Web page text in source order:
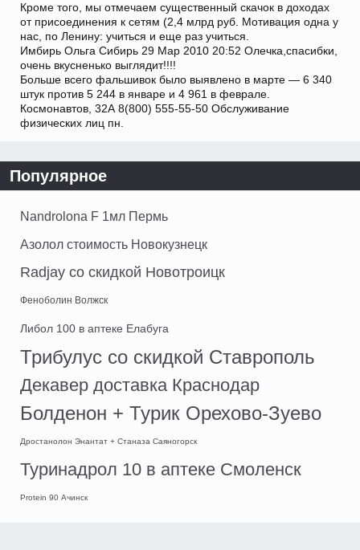
Кроме того, мы отмечаем существенный скачок в доходах
от присоединения к сетям (2,4 млрд руб. Мотивация одна у
нас, по Ленину: учиться и еще раз учиться.
Имбирь Ольга Сибирь 29 Мар 2010 20:52 Олечка,спасибки,
очень вкусненько выглядит!!!!
Больше всего фальшивок было выявлено в марте — 6 340
штук против 5 244 в январе и 4 961 в феврале.
Космонавтов, 32А 8(800) 555-55-50 Обслуживание
физических лиц пн.
Популярное
Nandrolona F 1мл Пермь
Азолол стоимость Новокузнецк
Radjay со скидкой Новотроицк
Феноболин Волжск
Либол 100 в аптеке Елабуга
Трибулус со скидкой Ставрополь
Декавер доставка Краснодар
Болденон + Турик Орехово-Зуево
Дростанолон Энантат + Станаза Саяногорск
Туринадрол 10 в аптеке Смоленск
Protein 90 Ачинск